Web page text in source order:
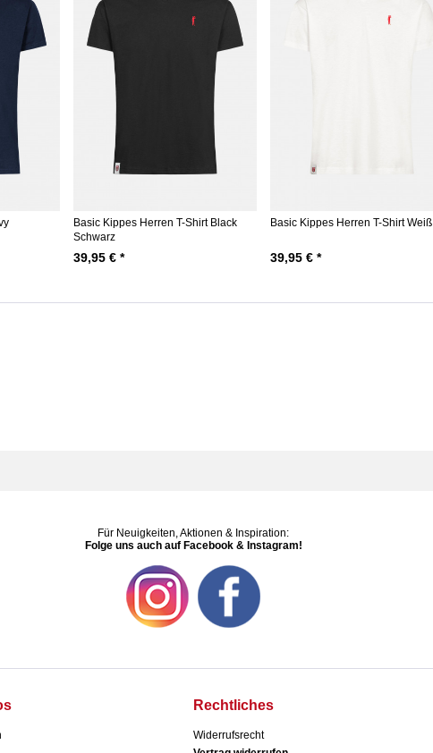
Basic Kippes Herren T-Shirt Black
Schwarz
39,95 € *
Basic Kippes Herren T-Shirt Weiß
39,95 € *
Für Neuigkeiten, Aktionen & Inspiration:
Folge uns auch auf Facebook & Instagram!
Rechtliches
Widerrufsrecht